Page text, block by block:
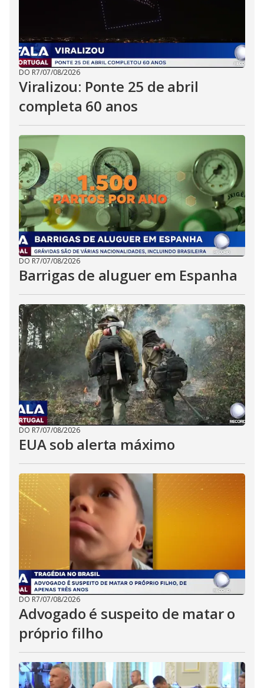
DO R7/07/08/2026
Viralizou: Ponte 25 de abril
completa 60 anos
DO R7/07/08/2026
Barrigas de aluguer em Espanha
DO R7/07/08/2026
EUA sob alerta máximo
DO R7/07/08/2026
Advogado é suspeito de matar o
próprio filho